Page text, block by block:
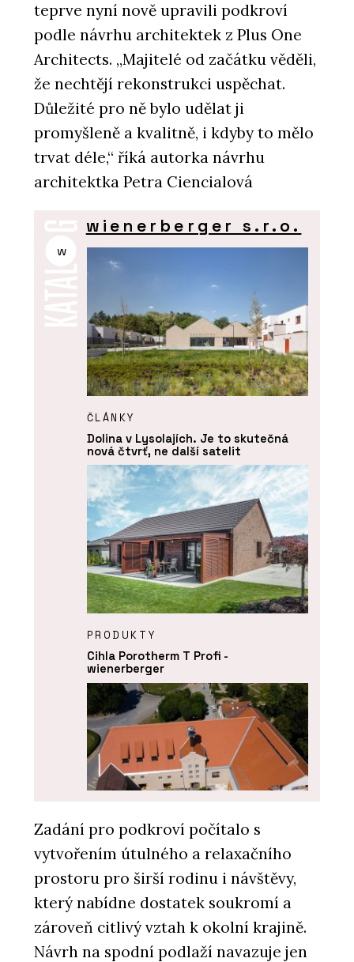
teprve nyní nově upravili podkroví
podle návrhu architektek z Plus One
Architects. „Majitelé od začátku věděli,
že nechtějí rekonstrukci uspěchat.
Důležité pro ně bylo udělat ji
promyšleně a kvalitně, i kdyby to mělo
trvat déle,“ říká autorka návrhu
architektka Petra Ciencialová
w
wienerberger s.r.o.
ČLÁNKY
Dolina v Lysolajích. Je to skutečná
nová čtvrť, ne další satelit
PRODUKTY
Cihla Porotherm T Profi -
wienerberger
PRODUKTY
Střešní taška bobrovka Tondach -
wienerberger
Zadání pro podkroví počítalo s
vytvořením útulného a relaxačního
prostoru pro širší rodinu i návštěvy,
který nabídne dostatek soukromí a
zároveň citlivý vztah k okolní krajině.
Návrh na spodní podlaží navazuje jen